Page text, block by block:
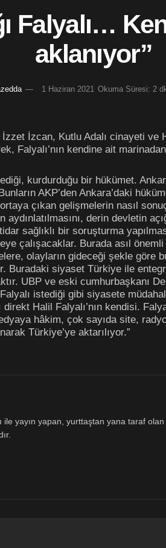
Falyalı…
aklanıyor”
1 Haziran 2021 Okuma Süresi: 2
İzcan, Kutlu Adalı cinayeti ve
Falyalı’nın kendine ait
kurdurduğu bir hükümet.
AKP’den Ankara’daki
çıkan gelişmelerin nasıl
derin devletin
sağlıklı bir soruşturma
çalışacaklar. Burada asıl
olayların gideceği şekle göre
Buradaki siyaset Türkiye ile
UBP ve eski cumhurbaşkanı
istediği gibi siyasete
Halil Falyalı’nın kendisi.
hâkim, çok sayıda site,
Türkiye’ye aktarılıyor.”
ile yayın yapan, yurttaştan yana taraf